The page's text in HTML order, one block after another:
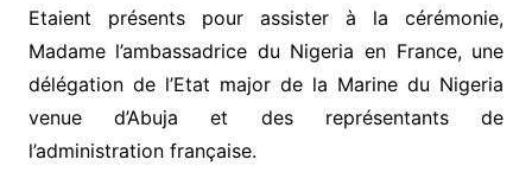
Etaient présents pour assister à la cérémonie,
Madame l’ambassadrice du Nigeria en France, une
délégation de l’Etat major de la Marine du Nigeria
venue d’Abuja et des représentants de
l’administration française.